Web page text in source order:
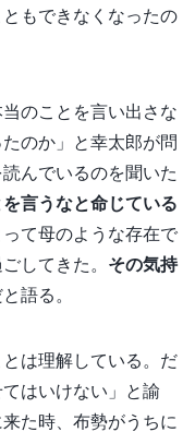
もできなくなったの
のことを言い出さな
のか」と幸太郎が問
んでいるのを聞いた
言うなと命じている
て母のような存在で
してきた。 その気持
語る。
は理解している。だ
はいけない」と諭
た時、布勢がうちに